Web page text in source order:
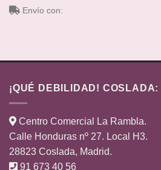
Envío con:
¡QUÉ DEBILIDAD! COSLADA:
Centro Comercial La Rambla.
Calle Honduras nº 27. Local H3.
28823 Coslada, Madrid.
91 673 40 56